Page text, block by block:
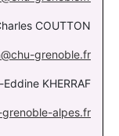
COUTTON
grenoble.fr
KHERRAF
alpes.fr